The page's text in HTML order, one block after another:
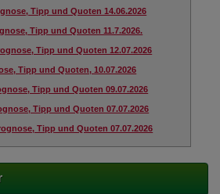
Tipp und Quoten 14.06.2026
Tipp und Quoten 11.7.2026.
Tipp und Quoten 12.07.2026
Tipp und Quoten, 10.07.2026
Tipp und Quoten 09.07.2026
Tipp und Quoten 07.07.2026
Tipp und Quoten 07.07.2026